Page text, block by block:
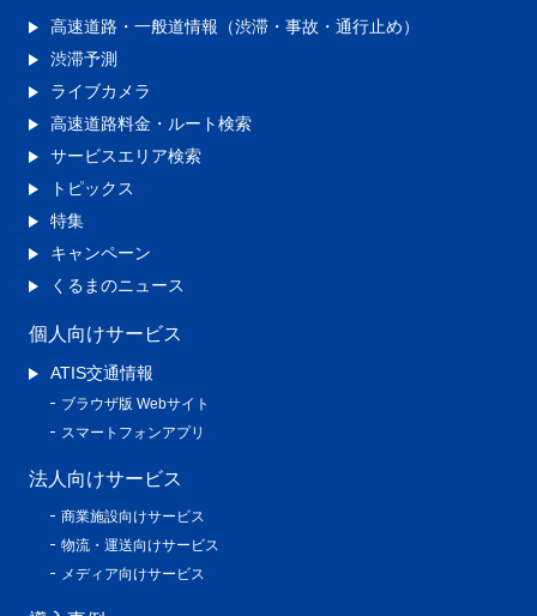
高速道路・一般道情報（渋滞・事故・通行止め）
渋滞予測
ライブカメラ
高速道路料金・ルート検索
サービスエリア検索
トピックス
特集
キャンペーン
くるまのニュース
個人向けサービス
ATIS交通情報
ブラウザ版 Webサイト
スマートフォンアプリ
法人向けサービス
商業施設向けサービス
物流・運送向けサービス
メディア向けサービス